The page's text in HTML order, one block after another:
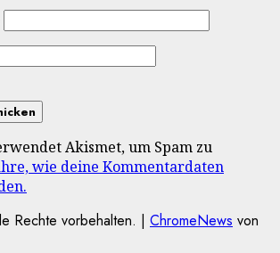
Akismet, um Spam zu
wie deine Kommentardaten
Rechte vorbehalten. | ChromeNews von